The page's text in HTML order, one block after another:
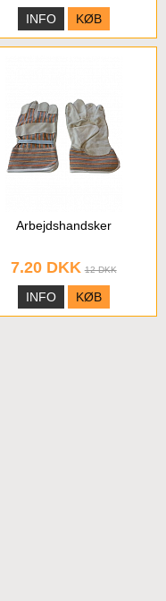
INFO KØB
Arbejdshandsker
7.20 DKK 12 DKK
INFO KØB